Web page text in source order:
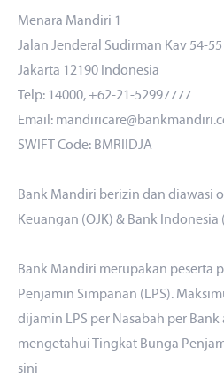
Menara Mandiri 1
Jalan Jenderal Sudirman Kav 54-55
Jakarta 12190 Indonesia
Telp: 14000, +62-21-52997777
Email:
SWIFT Code: BMRIIDJA
Bank Mandiri berizin dan diawasi
Keuangan (OJK) & Bank Indonesia
Bank Mandiri merupakan peserta
Penjamin Simpanan (LPS).
dijamin LPS per Nasabah per
mengetahui Tingkat Bunga
sini